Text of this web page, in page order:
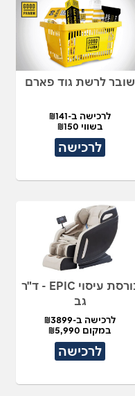
שובר לרשת גוד פארם
לרכישה ב-₪141
בשווי ₪150
לרכישה
כורסת עיסוי EPIC - ד"ר
גב
לרכישה ב-₪3899
במקום ₪5,990
לרכישה